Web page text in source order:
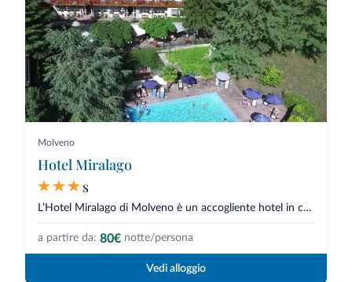
Molveno
Hotel Miralago
s
L’Hotel Miralago di Molveno è un accogliente hotel in centro paese e a...
a partire da: 80€ notte/persona
Vedi alloggio